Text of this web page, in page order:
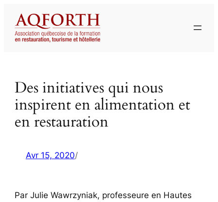
contenu
Des initiatives qui nous
inspirent en alimentation et
en restauration
Avr 15, 2020/
Par Julie Wawrzyniak, professeure en Hautes